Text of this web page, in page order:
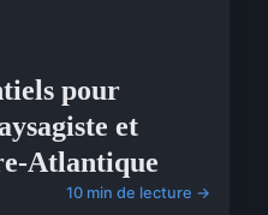
pour
et
Atlantique
10 min de lecture →